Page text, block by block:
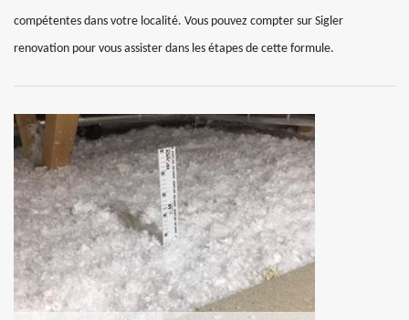
compétentes dans votre localité. Vous pouvez compter sur Sigler
renovation pour vous assister dans les étapes de cette formule.